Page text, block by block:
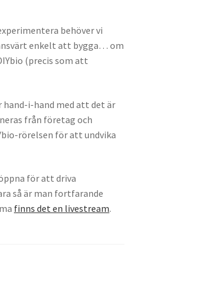
behöver vi
enkelt att bygga… om
(precis som att
hand-i-hand med att det är
från företag och
rörelsen för att undvika
för att driva
så är man fortfarande
finns det en livestream.